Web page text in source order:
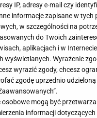
IP, adresy e-mail czy
informacje zapisane w tych
w szczególności na
do Twoich
aplikacjach i w
wyświetlanych. Wyrażenie
wyrazić zgody, chcesz
zgodę uprzednio
osobowe mogą być
informacji